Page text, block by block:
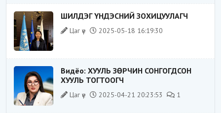
ШИЛДЭГ ҮНДЭСНИЙ ЗОХИЦУУЛАГЧ
Цаг үе 2025-05-18 16:19:30
Видёо: ХУУЛЬ ЗӨРЧИН СОНГОГДСОН
ХУУЛЬ ТОГТООГЧ
Цаг үе 2025-04-21 20:23:53 1